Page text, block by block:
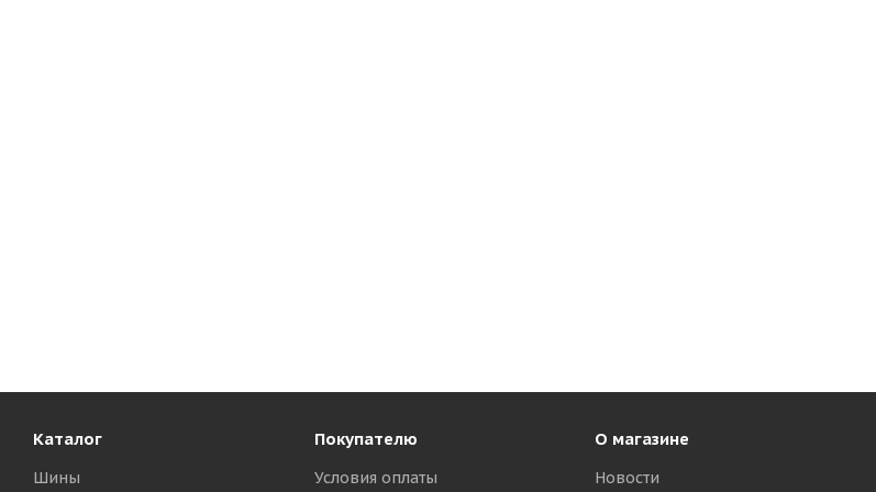
Каталог
Шины
Покупателю
Условия оплаты
О магазине
Новости